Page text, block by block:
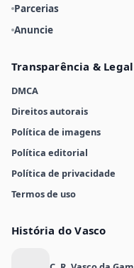
Parcerias
Anuncie
Transparência & Legal
DMCA
Direitos autorais
Política de imagens
Política editorial
Política de privacidade
Termos de uso
História do Vasco